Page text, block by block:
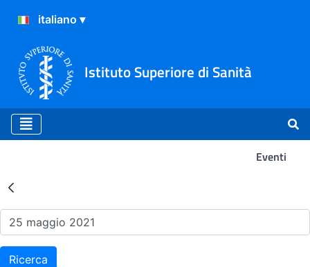
Istituto Superiore di Sanità
Eventi
Risultati della Ricerca -
Ricerca